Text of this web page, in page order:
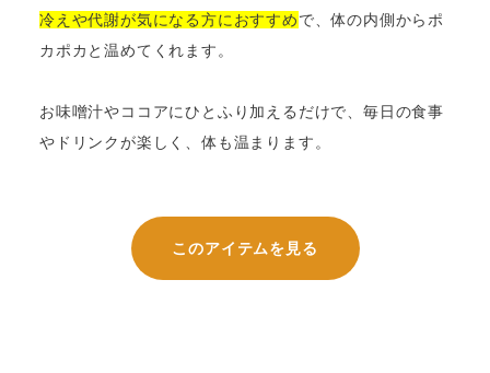
冷えや代謝が気になる方におすすめで、体の内側からポ
カポカと温めてくれます。
お味噌汁やココアにひとふり加えるだけで、毎日の食事
やドリンクが楽しく、体も温まります。
このアイテムを見る